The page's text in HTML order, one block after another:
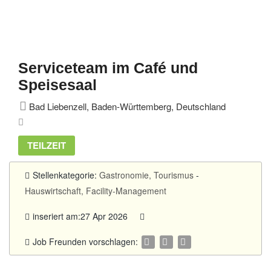
Serviceteam im Café und
Speisesaal
Bad Liebenzell, Baden-Württemberg, Deutschland
TEILZEIT
Stellenkategorie: Gastronomie, Tourismus -
Hauswirtschaft, Facility-Management
inseriert am:27 Apr 2026
Job Freunden vorschlagen: